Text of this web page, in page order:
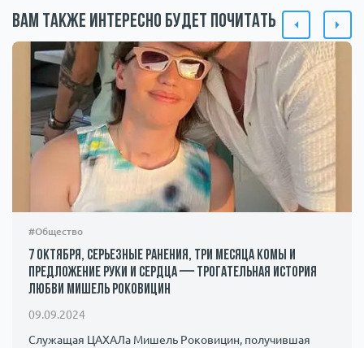
Вам также интересно будет почитать
#Общество
7 октября, серьезные ранения, три месяца комы и
предложение руки и сердца — трогательная история
любви Мишель Роковицин
09.09.2024
Служащая ЦАХАЛа Мишель Роковицин, получившая